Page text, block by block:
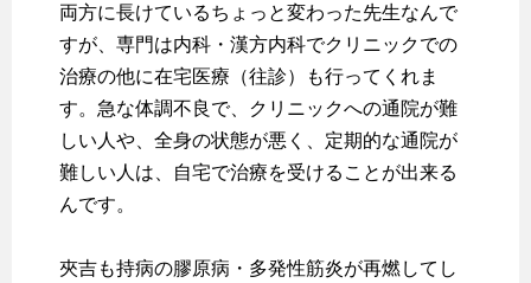
両方に長けているちょっと変わった先生なんで
すが、専門は内科・漢方内科でクリニックでの
治療の他に在宅医療（往診）も行ってくれま
す。急な体調不良で、クリニックへの通院が難
しい人や、全身の状態が悪く、定期的な通院が
難しい人は、自宅で治療を受けることが出来る
んです。
夾吉も持病の膠原病・多発性筋炎が再燃してし